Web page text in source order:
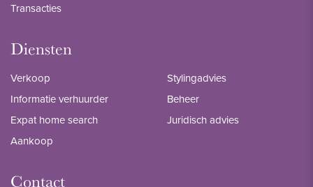
Transacties
Diensten
Verkoop
Informatie verhuurder
Expat home search
Aankoop
Stylingadvies
Beheer
Juridisch advies
Contact